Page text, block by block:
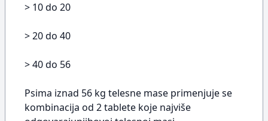
> 10 do 20
> 20 do 40
> 40 do 56
Psima iznad 56 kg telesne mase primenjuje se
kombinacija od 2 tablete koje najviše